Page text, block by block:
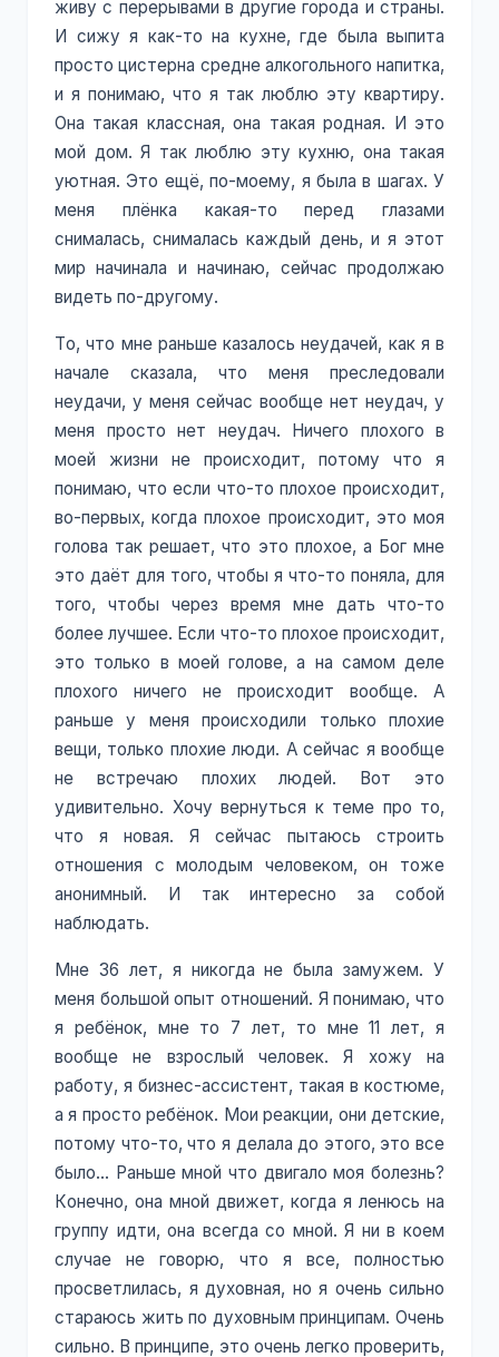
живу с перерывами в другие города и страны.
И сижу я как-то на кухне, где была выпита
просто цистерна средне алкогольного напитка,
и я понимаю, что я так люблю эту квартиру.
Она такая классная, она такая родная. И это
мой дом. Я так люблю эту кухню, она такая
уютная. Это ещё, по-моему, я была в шагах. У
меня плёнка какая-то перед глазами
снималась, снималась каждый день, и я этот
мир начинала и начинаю, сейчас продолжаю
видеть по-другому.
То, что мне раньше казалось неудачей, как я в
начале сказала, что меня преследовали
неудачи, у меня сейчас вообще нет неудач, у
меня просто нет неудач. Ничего плохого в
моей жизни не происходит, потому что я
понимаю, что если что-то плохое происходит,
во-первых, когда плохое происходит, это моя
голова так решает, что это плохое, а Бог мне
это даёт для того, чтобы я что-то поняла, для
того, чтобы через время мне дать что-то
более лучшее. Если что-то плохое происходит,
это только в моей голове, а на самом деле
плохого ничего не происходит вообще. А
раньше у меня происходили только плохие
вещи, только плохие люди. А сейчас я вообще
не встречаю плохих людей. Вот это
удивительно. Хочу вернуться к теме про то,
что я новая. Я сейчас пытаюсь строить
отношения с молодым человеком, он тоже
анонимный. И так интересно за собой
наблюдать.
Мне 36 лет, я никогда не была замужем. У
меня большой опыт отношений. Я понимаю, что
я ребёнок, мне то 7 лет, то мне 11 лет, я
вообще не взрослый человек. Я хожу на
работу, я бизнес-ассистент, такая в костюме,
а я просто ребёнок. Мои реакции, они детские,
потому что-то, что я делала до этого, это все
было… Раньше мной что двигало моя болезнь?
Конечно, она мной движет, когда я ленюсь на
группу идти, она всегда со мной. Я ни в коем
случае не говорю, что я все, полностью
просветлилась, я духовная, но я очень сильно
стараюсь жить по духовным принципам. Очень
сильно. В принципе, это очень легко проверить,